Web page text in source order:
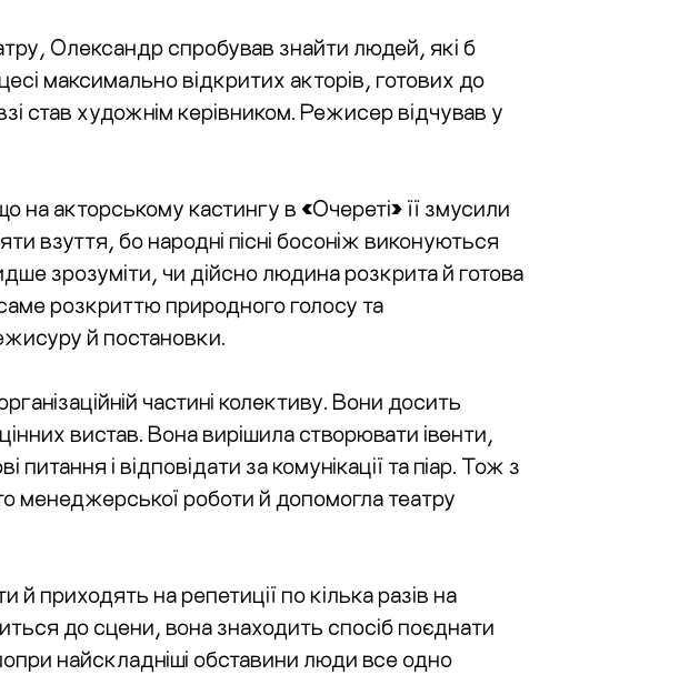
Олександр спробував знайти людей, які б
максимально відкритих акторів, готових до
став художнім керівником. Режисер відчував у
на акторському кастингу в «Очереті» її змусили
взуття, бо народні пісні босоніж виконуються
зрозуміти, чи дійсно людина розкрита й готова
розкриттю природного голосу та
й постановки.
частині колективу. Вони досить
вистав. Вона вирішила створювати івенти,
і відповідати за комунікації та піар. Тож з
менеджерської роботи й допомогла театру
приходять на репетиції по кілька разів на
до сцени, вона знаходить спосіб поєднати
найскладніші обставини люди все одно